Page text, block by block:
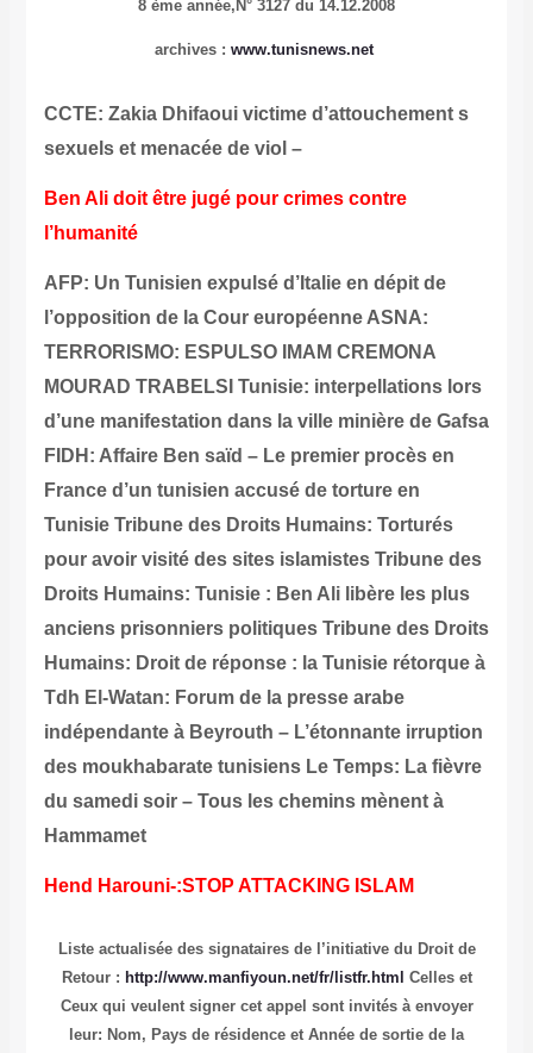
8 ème année, N° 3127 du 14.12.2008
archives : www.tunisnews.net
CCTE: Zakia Dhifaoui victime d’attouchement s
sexuels et menacée de viol –
Ben Ali doit être jugé pour crimes contre
l’humanité
AFP: Un Tunisien expulsé d’Italie en dépit de
l’opposition de la Cour européenneASNA:
TERRORISMO: ESPULSO IMAM CREMONA
MOURAD TRABELSI Tunisie: interpellations lors
d’une manifestation dans la ville minière de Gafsa
FIDH: Affaire Ben saïd – Le premier procès en
France d’un tunisien accusé de torture en
Tunisie Tribune des Droits Humains: Torturés
pour avoir visité des sites islamistesTribune des
Droits Humains: Tunisie : Ben Ali libère les plus
anciens prisonniers politiques Tribune des Droits
Humains: Droit de réponse : la Tunisie rétorque à
Tdh El-Watan: Forum de la presse arabe
indépendante à Beyrouth – L’étonnante irruption
des moukhabarate tunisiens Le Temps: La fièvre
du samedi soir – Tous les chemins mènent à
Hammamet
Hend Harouni-:STOP ATTACKING ISLAM
Liste actualisée des signataires de l’initiative du Droit de
Retour : http://www.manfiyoun.net/fr/listfr.html Celles et
Ceux qui veulent signer cet appel sont invités à envoyer
leur: Nom, Pays de résidence et Année de sortie de la